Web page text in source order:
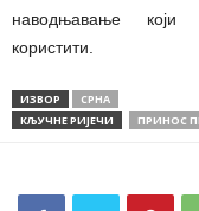
наводњавање који
користити.
ИЗВОР
СРНА
КЉУЧНЕ РИЈЕЧИ
ПРИНОС